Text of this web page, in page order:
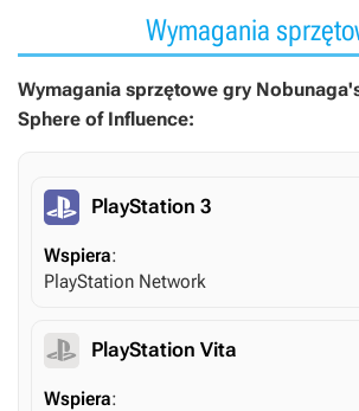
Wymagania
Wymagania sprzętowe gry
Sphere of Influence:
PlayStation 3
Wspiera:
PlayStation Network
PlayStation Vita
Wspiera: